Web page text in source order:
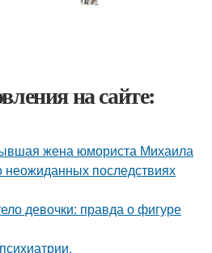
на сайте:
жена юмориста Михаила
неожиданных последствиях
девочки: правда о фигуре